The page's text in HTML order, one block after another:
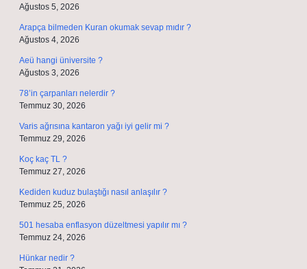
Ağustos 5, 2026
Arapça bilmeden Kuran okumak sevap mıdır ?
Ağustos 4, 2026
Aeü hangi üniversite ?
Ağustos 3, 2026
78’in çarpanları nelerdir ?
Temmuz 30, 2026
Varis ağrısına kantaron yağı iyi gelir mi ?
Temmuz 29, 2026
Koç kaç TL ?
Temmuz 27, 2026
Kediden kuduz bulaştığı nasıl anlaşılır ?
Temmuz 25, 2026
501 hesaba enflasyon düzeltmesi yapılır mı ?
Temmuz 24, 2026
Hünkar nedir ?